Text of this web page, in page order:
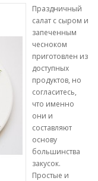
Праздничный
салат с сыром и
запеченным
чесноком
приготовлен из
доступных
продуктов, но
согласитесь,
что именно
они и
составляют
основу
большинства
закусок.
Простые и